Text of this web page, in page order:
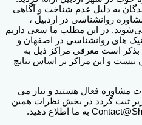
به دلیل عدم شناخت و آگاهی
روانشناسی در اردبیل ،
در این مطلب ما سعی داریم
های روانشناسی در اصفهان و
بذکر است معرفی مراکز ذیل به
نیست و این مراکز بر اساس نتایج
مشاوره فعال هستید و نیاز می
ثبت گردد در بخش نظرات همین